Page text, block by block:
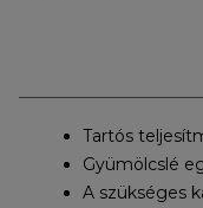
Tartós
Gyümölcslé
A szükséges